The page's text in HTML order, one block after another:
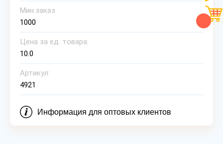
Мин.заказ
1000
Цена за ед. товара:
10.0
Артикул:
4921
Информация для оптовых клиентов